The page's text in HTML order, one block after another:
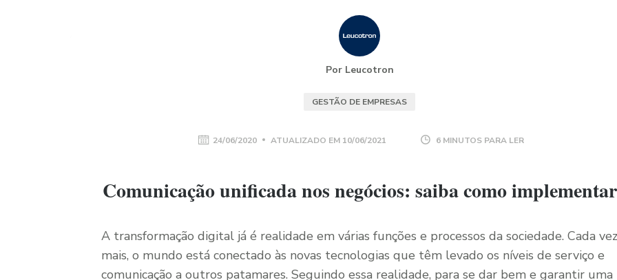
Por Leucotron
GESTÃO DE EMPRESAS
24/06/2020 ATUALIZADO EM 10/06/2021 6 MINUTOS PARA LER
Comunicação unificada nos negócios: saiba como implementar
A transformação digital já é realidade em várias funções e processos da sociedade. Cada vez
mais, o mundo está conectado às novas tecnologias que têm levado os níveis de serviço e
comunicação a outros patamares. Seguindo essa realidade, para se dar bem e garantir uma